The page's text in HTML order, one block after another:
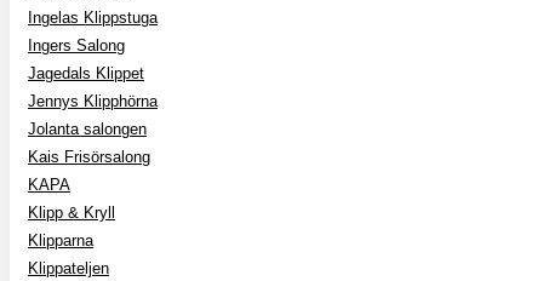
Ingelas Klippstuga
Ingers Salong
Jagedals Klippet
Jennys Klipphörna
Jolanta salongen
Kais Frisörsalong
KAPA
Klipp & Kryll
Klipparna
Klippateljen